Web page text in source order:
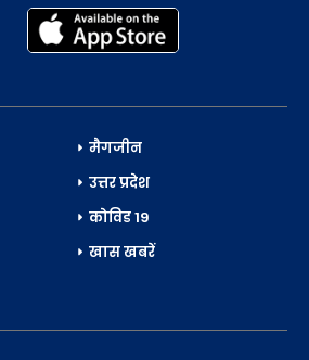
मैगजीन
उत्तर प्रदेश
कोविड 19
खास खबरें